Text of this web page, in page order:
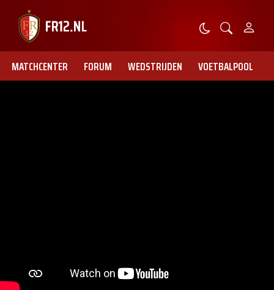
MATCHCENTER FORUM WEDSTRIJDEN VOETBALPOOL